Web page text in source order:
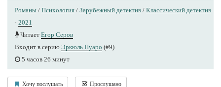
Романы / Психология / Зарубежный детектив / Классический детектив
· 2021
Читает Егор Серов
Входит в серию Эркюль Пуаро (#9)
5 часов 26 минут
Хочу послушать Прослушано